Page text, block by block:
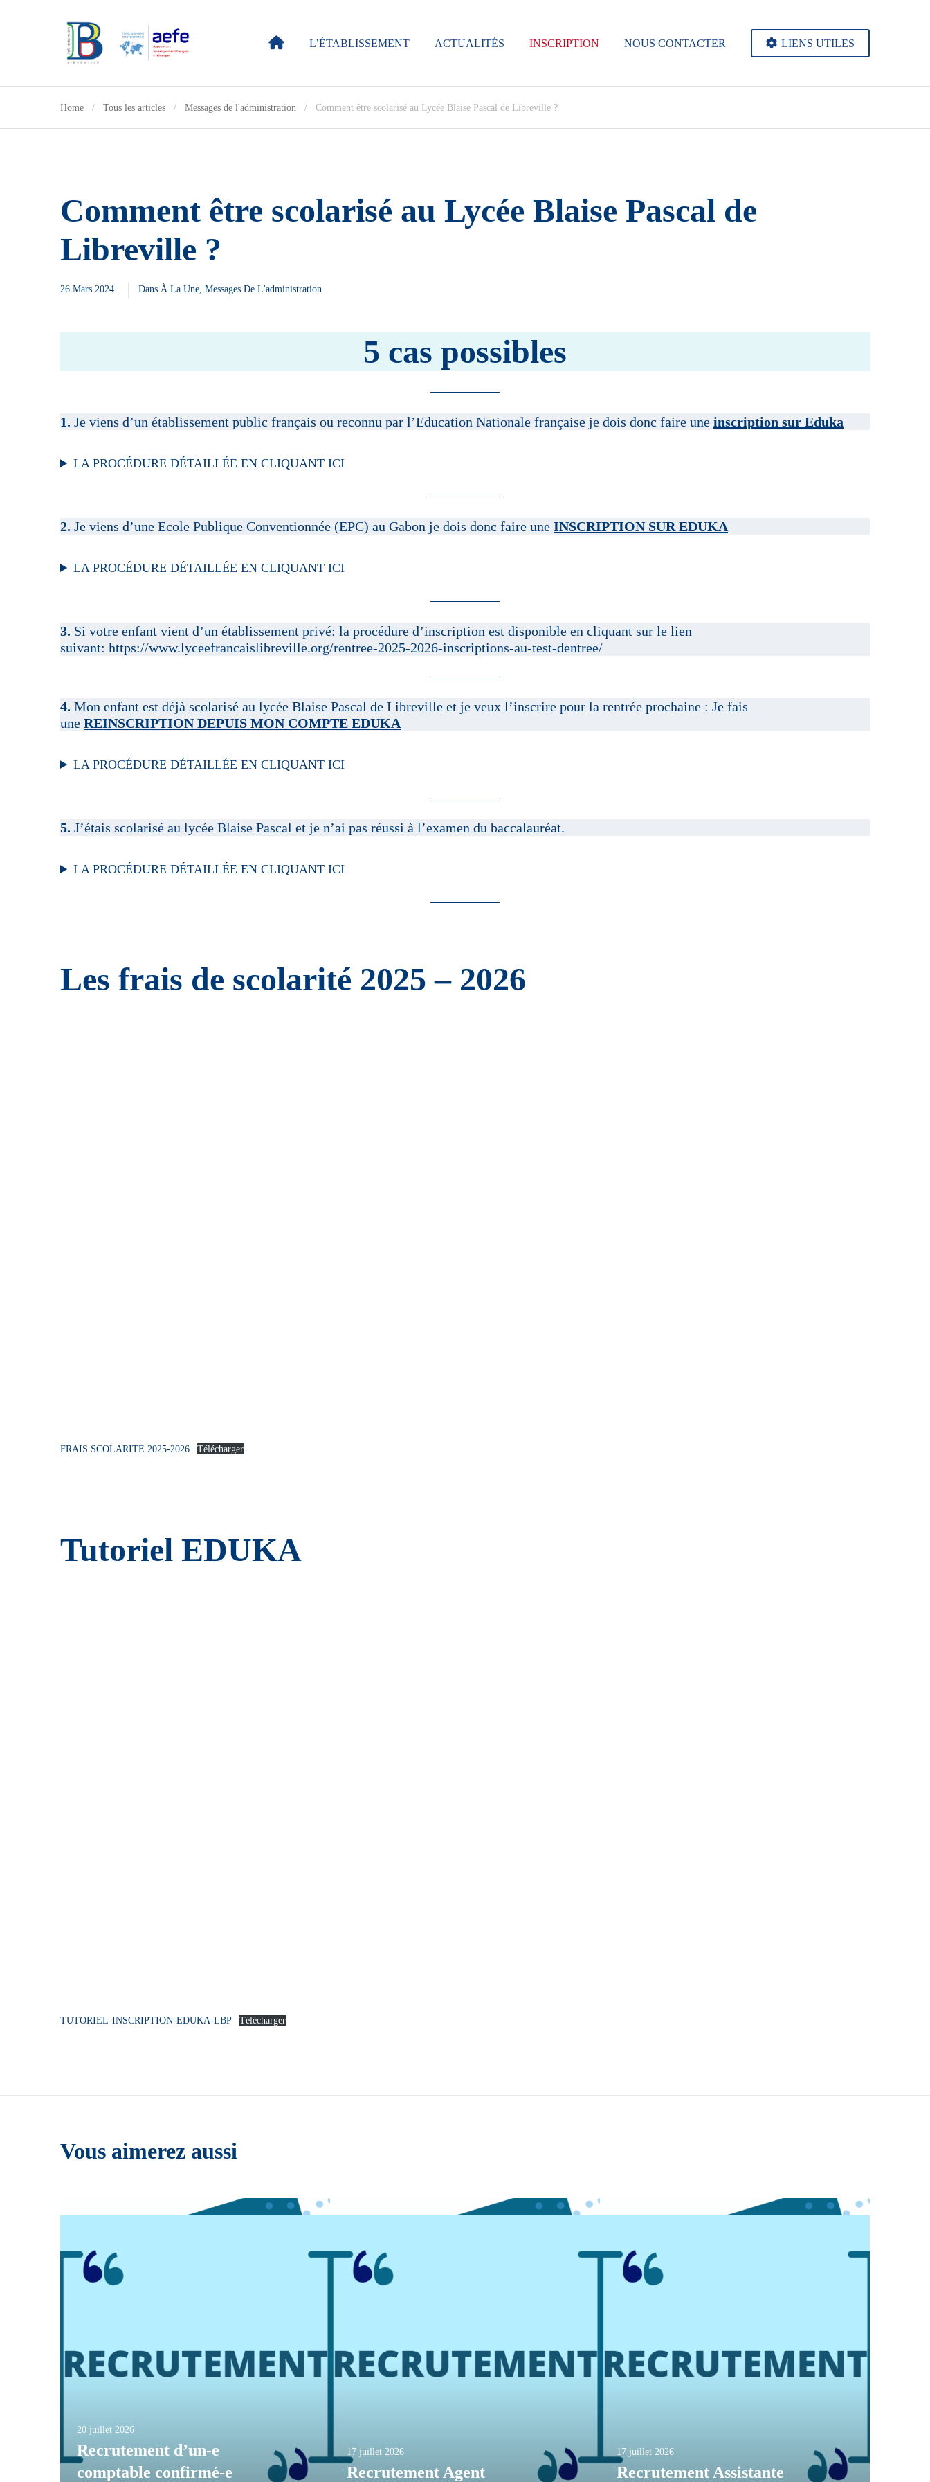
L’ÉTABLISSEMENT ACTUALITÉS INSCRIPTION NOUS CONTACTER LIENS UTILES
Home Tous les articles Messages de l'administration Comment être scolarisé au Lycée Blaise Pascal de Libreville ?
Comment être scolarisé au Lycée Blaise Pascal de
Libreville ?
26 Mars 2024 Dans À La Une, Messages De L'administration
5 cas possibles
1. Je viens d’un établissement public français ou reconnu par l’Education Nationale française je dois donc faire une inscription sur Eduka
LA PROCÉDURE DÉTAILLÉE EN CLIQUANT ICI
2. Je viens d’une Ecole Publique Conventionnée (EPC) au Gabon je dois donc faire une INSCRIPTION SUR EDUKA
LA PROCÉDURE DÉTAILLÉE EN CLIQUANT ICI
3. Si votre enfant vient d’un établissement privé: la procédure d’inscription est disponible en cliquant sur le lien
suivant: https://www.lyceefrancaislibreville.org/rentree-2025-2026-inscriptions-au-test-dentree/
4. Mon enfant est déjà scolarisé au lycée Blaise Pascal de Libreville et je veux l’inscrire pour la rentrée prochaine : Je fais
une REINSCRIPTION DEPUIS MON COMPTE EDUKA
LA PROCÉDURE DÉTAILLÉE EN CLIQUANT ICI
5. J’étais scolarisé au lycée Blaise Pascal et je n’ai pas réussi à l’examen du baccalauréat.
LA PROCÉDURE DÉTAILLÉE EN CLIQUANT ICI
Les frais de scolarité 2025 – 2026
FRAIS SCOLARITE 2025-2026 Télécharger
Tutoriel EDUKA
TUTORIEL-INSCRIPTION-EDUKA-LBP Télécharger
Vous aimerez aussi
20 juillet 2026
Recrutement d’un-e
comptable confirmé-e
17 juillet 2026
Recrutement Agent
17 juillet 2026
Recrutement Assistante